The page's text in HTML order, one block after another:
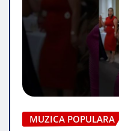
MUZICA POPULARA